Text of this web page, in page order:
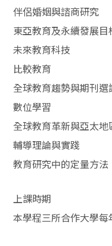
伴侶婚姻與諮商研究
東亞教育及永續發展目
未來教育科技
比較教育
全球教育趨勢與期刊選
數位學習
全球教育革新與亞太地
輔導理論與實踐
教育研究中的定量方法
上課時期
本學程三所合作大學